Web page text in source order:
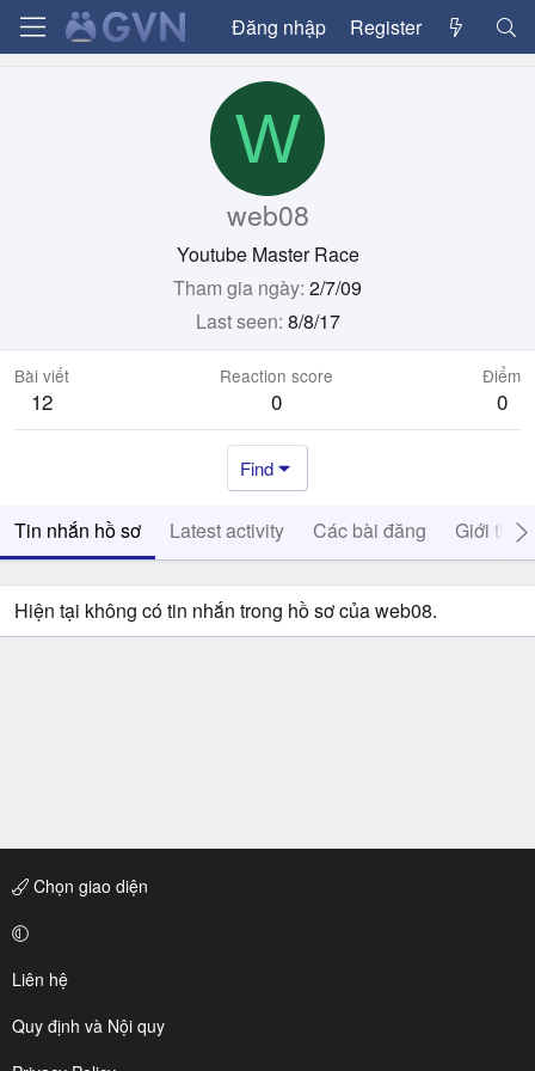
Đăng nhập Register
W
web08
Youtube Master Race
Tham gia ngày 2/7/09
Last seen 8/8/17
Bài viết
12
Reaction score
0
Điểm
0
Find
Tin nhắn hồ sơ Latest activity Các bài đăng Giới thiệu
Hiện tại không có tin nhắn trong hồ sơ của web08.
Chọn giao diện
Liên hệ
Quy định và Nội quy